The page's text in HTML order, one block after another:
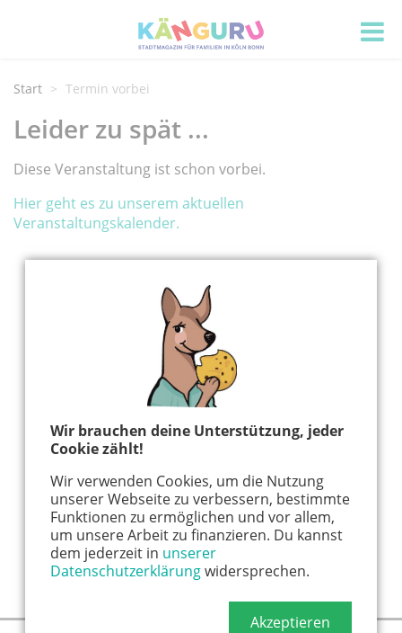
Wir brauchen deine Unterstützung, jeder
Cookie zählt!
Wir verwenden Cookies, um die Nutzung
unserer Webseite zu verbessern, bestimmte
Funktionen zu ermöglichen und vor allem,
um unsere Arbeit zu finanzieren. Du kannst
dem jederzeit in unserer
Datenschutzerklärungwidersprechen.
Akzeptieren
Start Termin vorbei
Leider zu spät ...
Diese Veranstaltung ist schon vorbei.
Hier geht es zu unserem aktuellen
Veranstaltungskalender.